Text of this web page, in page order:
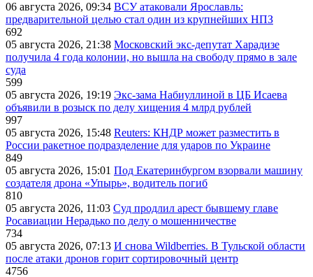
06 августа 2026, 09:34 ВСУ атаковали Ярославль:
предварительной целью стал один из крупнейших НПЗ
692
05 августа 2026, 21:38 Московский экс-депутат Харадизе
получила 4 года колонии, но вышла на свободу прямо в зале
суда
599
05 августа 2026, 19:19 Экс-зама Набиуллиной в ЦБ Исаева
объявили в розыск по делу хищения 4 млрд рублей
997
05 августа 2026, 15:48 Reuters: КНДР может разместить в
России ракетное подразделение для ударов по Украине
849
05 августа 2026, 15:01 Под Екатеринбургом взорвали машину
создателя дрона «Упырь», водитель погиб
810
05 августа 2026, 11:03 Суд продлил арест бывшему главе
Росавиации Нерадько по делу о мошенничестве
734
05 августа 2026, 07:13 И снова Wildberries. В Тульской области
после атаки дронов горит сортировочный центр
4756